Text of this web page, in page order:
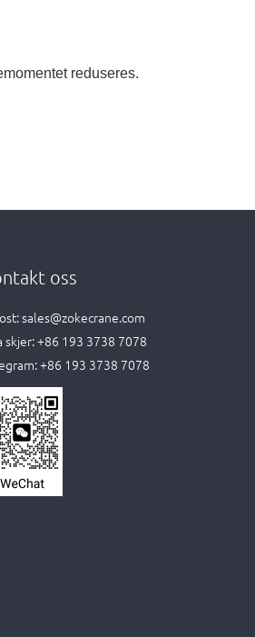
reduseres.
oss
sales@zokecrane.com
skjer:+86 193 3738 7078
+86 193 3738 7078